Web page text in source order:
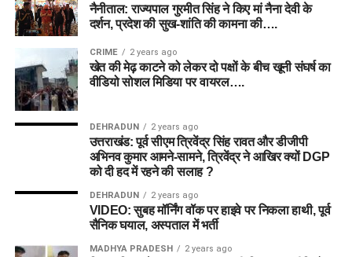
नैनीताल: राज्यपाल गुरमीत सिंह ने किए मां नैना देवी के
दर्शन, प्रदेश की सुख-शांति की कामना की….
CRIME 2 years ago
खेत की मेढ़ काटने को लेकर दो पक्षों के बीच खूनी संघर्ष का
वीडियो सोशल मिडिया पर वायरल….
DEHRADUN 2 years ago
उत्तराखंड: पूर्व सीएम त्रिवेंद्र सिंह रावत और डीजीपी
अभिनव कुमार आमने-सामने, त्रिवेंद्र ने आखिर क्यों DGP
को दी हद में रहने की सलाह ?
DEHRADUN 2 years ago
VIDEO: सुबह मॉर्निंग वॉक पर हाइवे पर निकला हाथी, पूर्व
सैनिक घयाल, अस्पताल में भर्ती
MADHYA PRADESH 2 years ago